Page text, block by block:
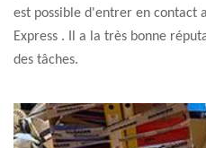
est possible d'entrer en contact
Express . Il a la très bonne
des tâches.